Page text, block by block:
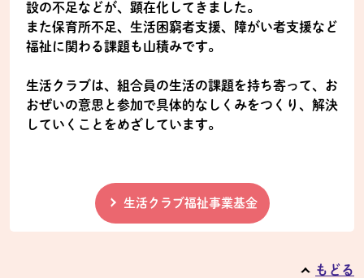
設の不足などが、顕在化してきました。
また保育所不足、生活困窮者支援、障がい者支援など
福祉に関わる課題も山積みです。
生活クラブは、組合員の生活の課題を持ち寄って、お
おぜいの意思と参加で具体的なしくみをつくり、解決
していくことをめざしています。
生活クラブ福祉事業基金
もどる